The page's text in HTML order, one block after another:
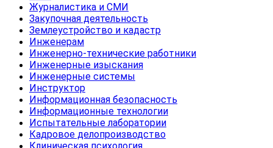
Журналистика и СМИ
Закупочная деятельность
Землеустройство и кадастр
Инженерам
Инженерно-технические работники
Инженерные изыскания
Инженерные системы
Инструктор
Информационная безопасность
Информационные технологии
Испытательные лаборатории
Кадровое делопроизводство